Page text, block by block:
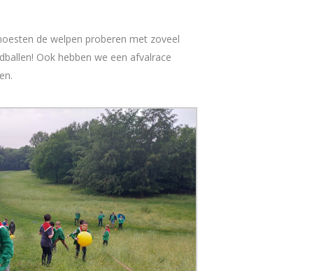
de welpen proberen met zoveel
Ook hebben we een afvalrace